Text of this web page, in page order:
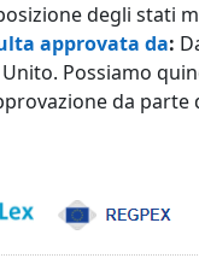
degli stati
approvata da:
Possiamo
da parte